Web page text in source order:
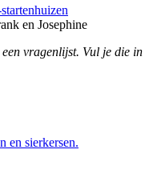
en Josephine
vragenlijst. Vul je die
en sierkersen.